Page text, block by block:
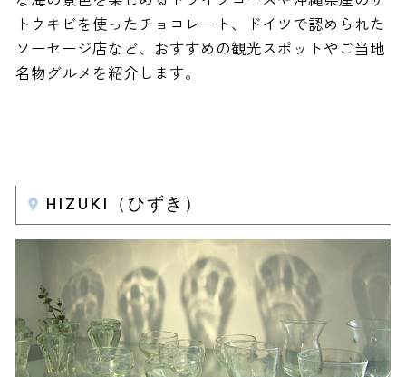
トウキビを使ったチョコレート、ドイツで認められた
ソーセージ店など、おすすめの観光スポットやご当地
名物グルメを紹介します。
HIZUKI（ひずき）